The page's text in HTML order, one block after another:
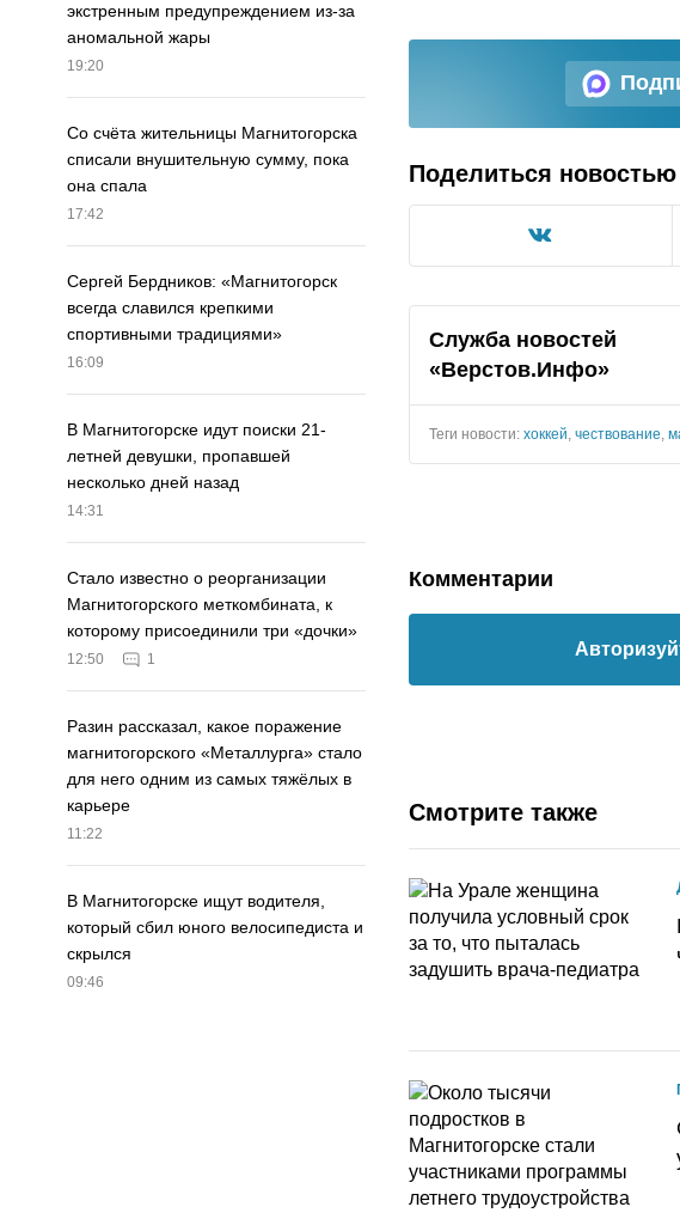
экстренным предупреждением из-за
аномальной жары
19:20
Со счёта жительницы Магнитогорска
списали внушительную сумму, пока
она спала
17:42
Сергей Бердников: «Магнитогорск
всегда славился крепкими
спортивными традициями»
16:09
В Магнитогорске идут поиски 21-
летней девушки, пропавшей
несколько дней назад
14:31
Стало известно о реорганизации
Магнитогорского меткомбината, к
которому присоединили три «дочки»
12:50 1
Разин рассказал, какое поражение
магнитогорского «Металлурга» стало
для него одним из самых тяжёлых в
карьере
11:22
В Магнитогорске ищут водителя,
который сбил юного велосипедиста и
скрылся
09:46
Поделиться новостью
Служба новостей
«Верстов.Инфо»
Теги новости: хоккей чествование
Комментарии
Смотрите также